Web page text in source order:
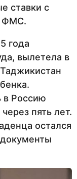
ставки с
ФМС.
года
вылетела в
в Россию
пять лет.
остался
документы